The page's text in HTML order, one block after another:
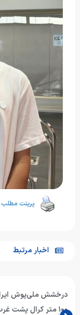
پرینت مطلب
اخبار مرتبط
درخشش ملی‌پوش
۱۰۰ متر کرال پشت غرب آسیا شد